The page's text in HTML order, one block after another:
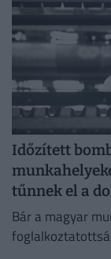
Időzített
tűnnek el a
Bár a magyar